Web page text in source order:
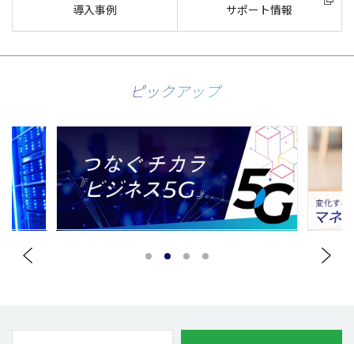
導入事例 サポート情報
ピックアップ